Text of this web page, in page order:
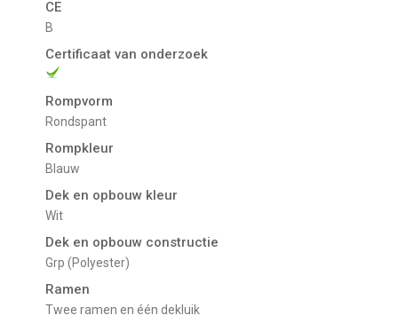
CE
B
Certificaat van onderzoek
Rompvorm
Rondspant
Rompkleur
Blauw
Dek en opbouw kleur
Wit
Dek en opbouw constructie
Grp (Polyester)
Ramen
Twee ramen en één dekluik